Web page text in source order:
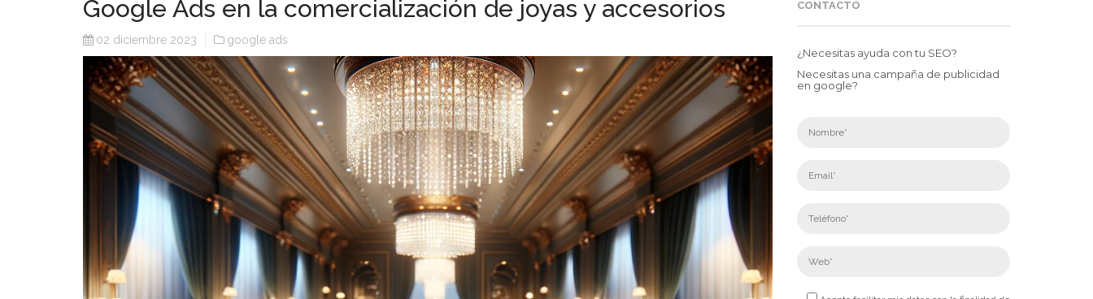
Google Ads en la comercialización de joyas y accesorios
02 diciembre 2023 google ads
CONTACTO
¿Necesitas ayuda con tu SEO?
Necesitas una campaña de publicidad
en google?